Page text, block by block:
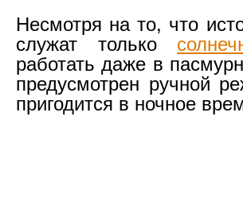
Несмотря на то, что
служат только
работать даже в
предусмотрен ручной
пригодится в ночное